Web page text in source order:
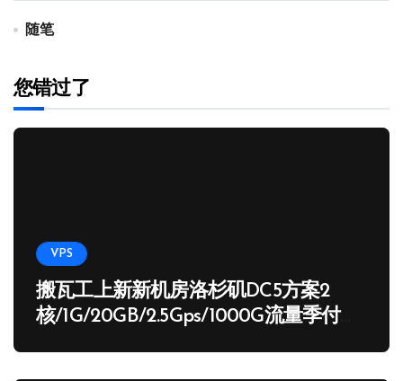
随笔
您错过了
VPS
搬瓦工上新新机房洛杉矶DC5方案2
核/1G/20GB/2.5Gps/1000G流量季付